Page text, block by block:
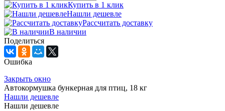
Купить в 1 клик
Нашли дешевле
Рассчитать доставку
В наличии
Поделиться
Ошибка
Закрыть окно
Автокормушка бункерная для птиц, 18 кг
Нашли дешевле
Нашли дешевле